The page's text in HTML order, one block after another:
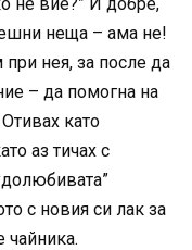
неща – ама не!
нея, за после да
– да помогна на
като
аз тичах с
с новия си лак за
чайника.